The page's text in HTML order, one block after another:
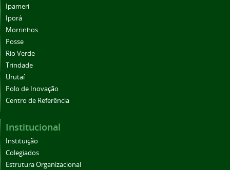
Ipameri
Iporá
Morrinhos
Posse
Rio Verde
Trindade
Urutaí
Polo de Inovação
Centro de Referência
Institucional
Instituição
Colegiados
Estrutura Organizacional